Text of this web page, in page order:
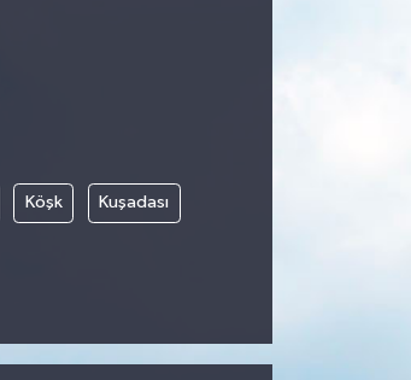
Köşk Kuşadası